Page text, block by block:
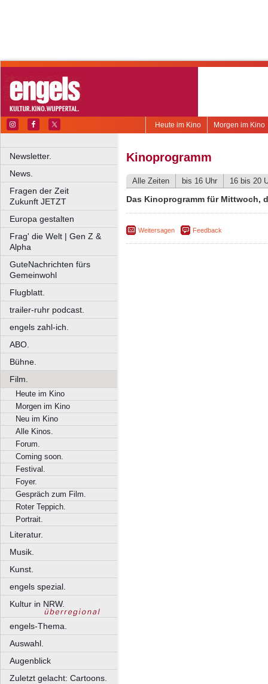
Morgen im Kino
Heute im Kino
Newsletter.
News.
Fragen der Zeit
Zukunft JETZT
Europa gestalten
Frag' die Welt | Gen Z &
Alpha
GuteNachrichten fürs
Gemeinwohl
Flugblatt.
trailer-ruhr podcast.
engels zahl-ich.
ABO.
Bühne.
Film.
Heute im Kino
Morgen im Kino
Neu im Kino
Alle Kinos.
Forum.
Coming soon.
Festival.
Foyer.
Gespräch zum Film.
Roter Teppich.
Portrait.
Literatur.
Musik.
Kunst.
engels spezial.
Kultur in NRW.
engels-Thema.
Auswahl.
Augenblick
Zuletzt gelacht: Cartoons.
Kinoprogramm
Alle Zeiten bis 16 Uhr 16 bis 20
Das Kinoprogramm für Mittwoch,
Weitersagen Feedback